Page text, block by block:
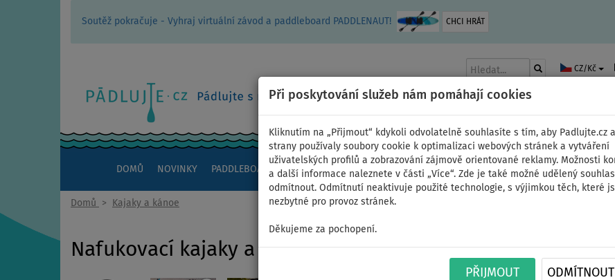
Soutěž pokračuje - Vyhraj virtuální závod a paddleboard PADDLENAUT! CHCI HRÁT
Při poskytování služeb nám pomáhají cookies
Kliknutím na „Přijmout“ kdykoli odvolatelně souhlasíte s tím, aby Padlujte.cz
strany používaly soubory cookie k optimalizaci webových stránek a vytváření
uživatelských profilů a zobrazování zájmově orientované reklamy. Možnosti
a další informace naleznete v části „Více“. Zde je také možné udělený
odmítnout. Odmítnutí neaktivuje použité technologie, s výjimkou těch, které
nezbytné pro provoz stránek.
Děkujeme za pochopení.
PŘIJMOUT ODMÍTNOUT
CZ/Kč
DOMŮ NOVINKY PADDLEBOARDY KAJAKY ČLUNY A MOTORY PÁDLA PLACHTY OBLEČENÍ
Domů > Kajaky a kánoe
Nafukovací kajaky a kánoe